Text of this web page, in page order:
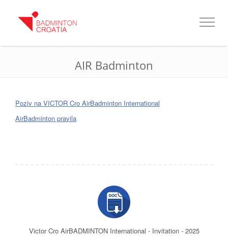
Toggle
AIR Badminton
Poziv na VICTOR Cro AirBadminton International
AirBadminton pravila
Victor Cro AirBADMINTON International - Invitation - 2025